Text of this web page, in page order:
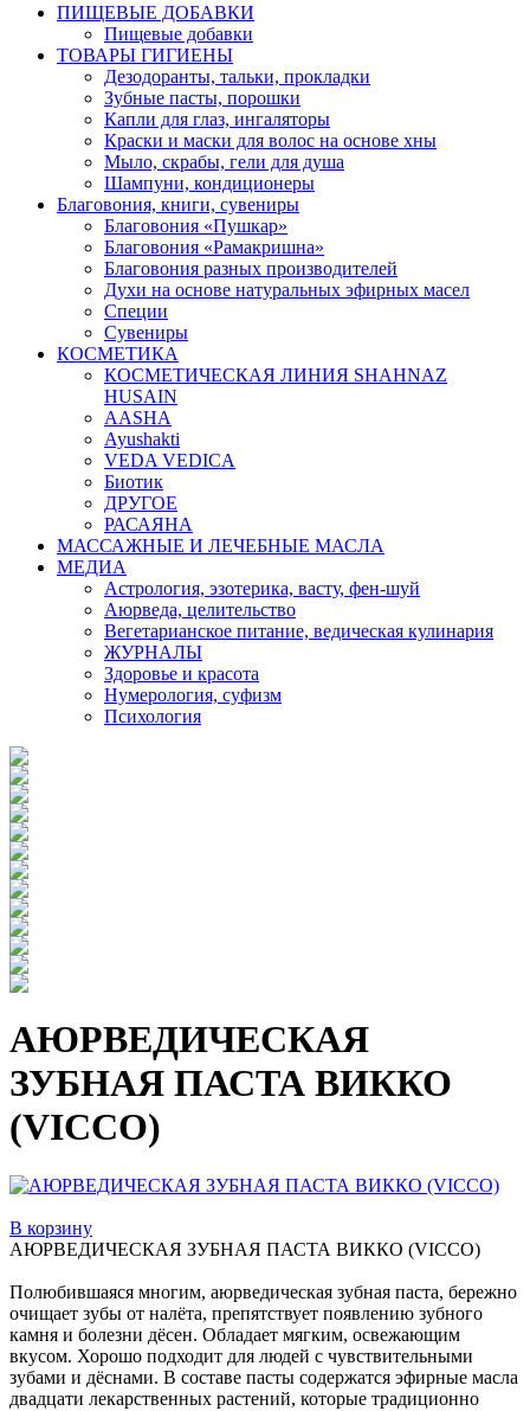
ПИЩЕВЫЕ ДОБАВКИ
Пищевые добавки
ТОВАРЫ ГИГИЕНЫ
Дезодоранты, тальки, прокладки
Зубные пасты, порошки
Капли для глаз, ингаляторы
Краски и маски для волос на основе хны
Мыло, скрабы, гели для душа
Шампуни, кондиционеры
Благовония, книги, сувениры
Благовония «Пушкар»
Благовония «Рамакришна»
Благовония разных производителей
Духи на основе натуральных эфирных масел
Специи
Сувениры
КОСМЕТИКА
КОСМЕТИЧЕСКАЯ ЛИНИЯ SHAHNAZ
HUSAIN
AASHA
Ayushakti
VEDA VEDICA
Биотик
ДРУГОЕ
РАСАЯНА
МАССАЖНЫЕ И ЛЕЧЕБНЫЕ МАСЛА
МЕДИА
Астрология, эзотерика, васту, фен-шуй
Аюрведа, целительство
Вегетарианское питание, ведическая кулинария
ЖУРНАЛЫ
Здоровье и красота
Нумерология, суфизм
Психология
АЮРВЕДИЧЕСКАЯ
ЗУБНАЯ ПАСТА ВИККО
(VICCO)
В корзину
АЮРВЕДИЧЕСКАЯ ЗУБНАЯ ПАСТА ВИККО (VICCO)
Полюбившаяся многим, аюрведическая зубная паста, бережно
очищает зубы от налёта, препятствует появлению зубного
камня и болезни дёсен. Обладает мягким, освежающим
вкусом. Хорошо подходит для людей с чувствительными
зубами и дёснами. В составе пасты содержатся эфирные масла
двадцати лекарственных растений, которые традиционно